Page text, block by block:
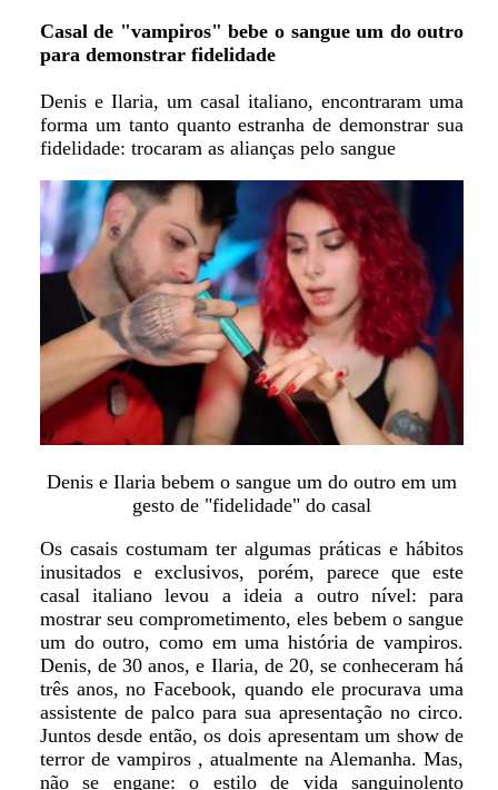
Casal de "vampiros" bebe o sangue um do outro
para demonstrar fidelidade
Denis e Ilaria, um casal italiano, encontraram uma
forma um tanto quanto estranha de demonstrar sua
fidelidade: trocaram as alianças pelo sangue
Denis e Ilaria bebem o sangue um do outro em um
gesto de "fidelidade" do casal
Os casais costumam ter algumas práticas e hábitos
inusitados e exclusivos, porém, parece que este
casal italiano levou a ideia a outro nível: para
mostrar seu comprometimento, eles bebem o sangue
um do outro, como em uma história de vampiros.
Denis, de 30 anos, e Ilaria, de 20, se conheceram há
três anos, no Facebook, quando ele procurava uma
assistente de palco para sua apresentação no circo.
Juntos desde então, os dois apresentam um show de
terror de vampiros , atualmente na Alemanha. Mas,
não se engane: o estilo de vida sanguinolento